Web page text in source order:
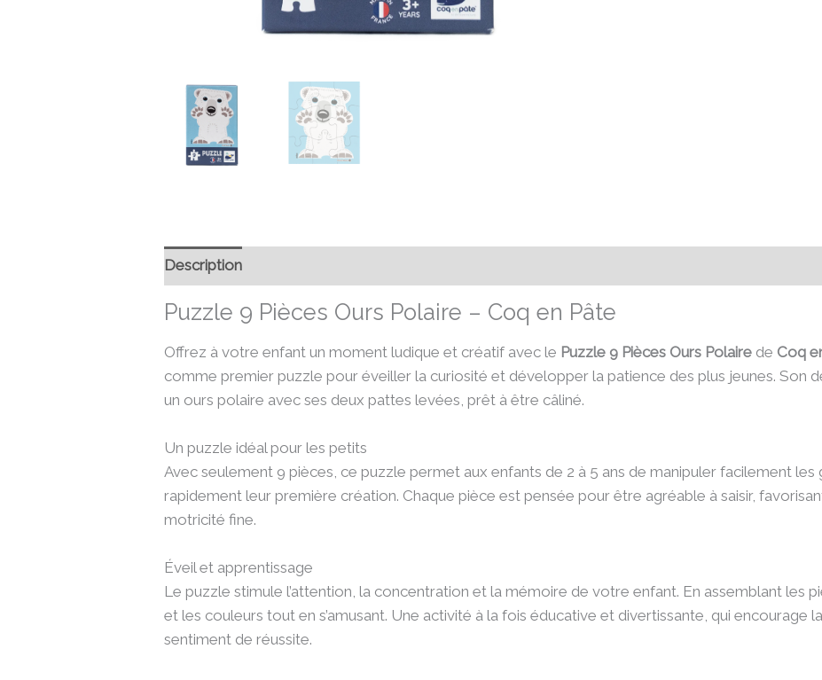
Description
Puzzle 9 Pièces Ours Polaire – Coq en Pâte
Offrez à votre enfant un moment ludique et créatif avec le Puzzle 9 Pièces Ours Polaire de Coq
comme premier puzzle pour éveiller la curiosité et développer la patience des plus jeunes. Son
un ours polaire avec ses deux pattes levées, prêt à être câliné.
Un puzzle idéal pour les petits
Avec seulement 9 pièces, ce puzzle permet aux enfants de 2 à 5 ans de manipuler facilement
rapidement leur première création. Chaque pièce est pensée pour être agréable à saisir,
motricité fine.
Éveil et apprentissage
Le puzzle stimule l’attention, la concentration et la mémoire de votre enfant. En assemblant les
et les couleurs tout en s’amusant. Une activité à la fois éducative et divertissante, qui encourage
sentiment de réussite.